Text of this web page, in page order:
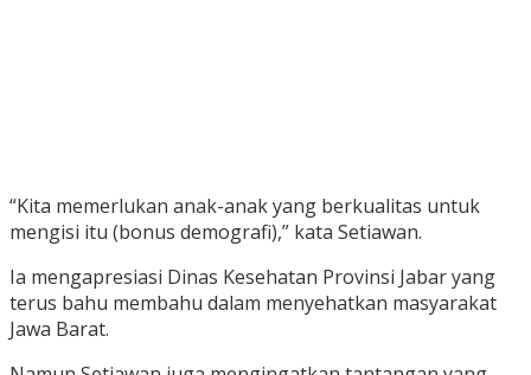
“Kita memerlukan anak-anak yang berkualitas untuk
mengisi itu (bonus demografi),” kata Setiawan.
Ia mengapresiasi Dinas Kesehatan Provinsi Jabar yang
terus bahu membahu dalam menyehatkan masyarakat
Jawa Barat.